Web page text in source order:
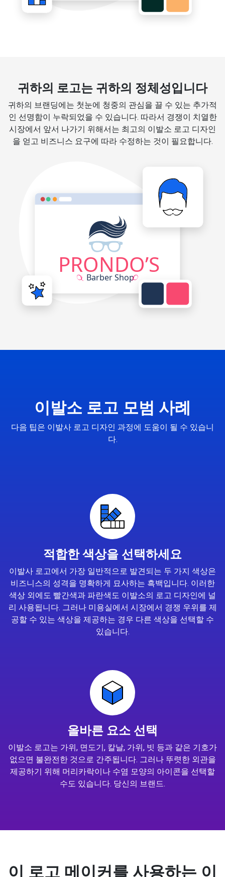
귀하의 로고는 귀하의 정체성입니다
귀하의 브랜딩에는 첫눈에 청중의 관심을 끌 수 있는 추가적
인 선명함이 누락되었을 수 있습니다. 따라서 경쟁이 치열한
시장에서 앞서 나가기 위해서는 최고의 이발소 로고 디자인
을 얻고 비즈니스 요구에 따라 수정하는 것이 필요합니다.
이발소 로고 모범 사례
다음 팁은 이발사 로고 디자인 과정에 도움이 될 수 있습니
다.
적합한 색상을 선택하세요
이발사 로고에서 가장 일반적으로 발견되는 두 가지 색상은
비즈니스의 성격을 명확하게 묘사하는 흑백입니다. 이러한
색상 외에도 빨간색과 파란색도 이발소의 로고 디자인에 널
리 사용됩니다. 그러나 미용실에서 시장에서 경쟁 우위를 제
공할 수 있는 색상을 제공하는 경우 다른 색상을 선택할 수
있습니다.
올바른 요소 선택
이발소 로고는 가위, 면도기, 칼날, 가위, 빗 등과 같은 기호가
없으면 불완전한 것으로 간주됩니다. 그러나 뚜렷한 외관을
제공하기 위해 머리카락이나 수염 모양의 아이콘을 선택할
수도 있습니다. 당신의 브랜드.
이 로고 메이커를 사용하는 이